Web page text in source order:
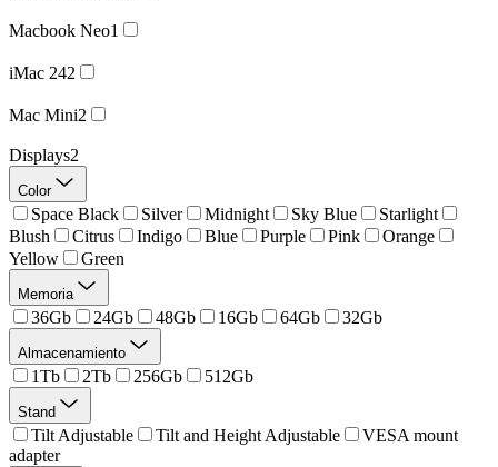
Macbook Neo1
iMac 242
Mac Mini2
Displays2
Color
Space Black Silver Midnight Sky Blue
Starlight
Blush
Citrus Indigo Blue Purple Pink
Orange
Yellow
Green
Memoria
36Gb 24Gb 48Gb 16Gb 64Gb 32Gb
Almacenamiento
1Tb 2Tb 256Gb 512Gb
Stand
Tilt Adjustable Tilt and Height Adjustable
VESA mount
adapter